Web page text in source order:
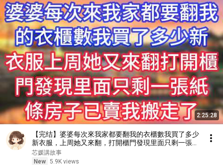
2:25:28
【完结】婆婆每次來我家都要翻我的衣櫃數我買了多少
新衣服，上周她又來翻，打開櫃門發現里面只剩一張紙
條：房子已賣，我搬走了
芯媛講故事
New 5.9K views